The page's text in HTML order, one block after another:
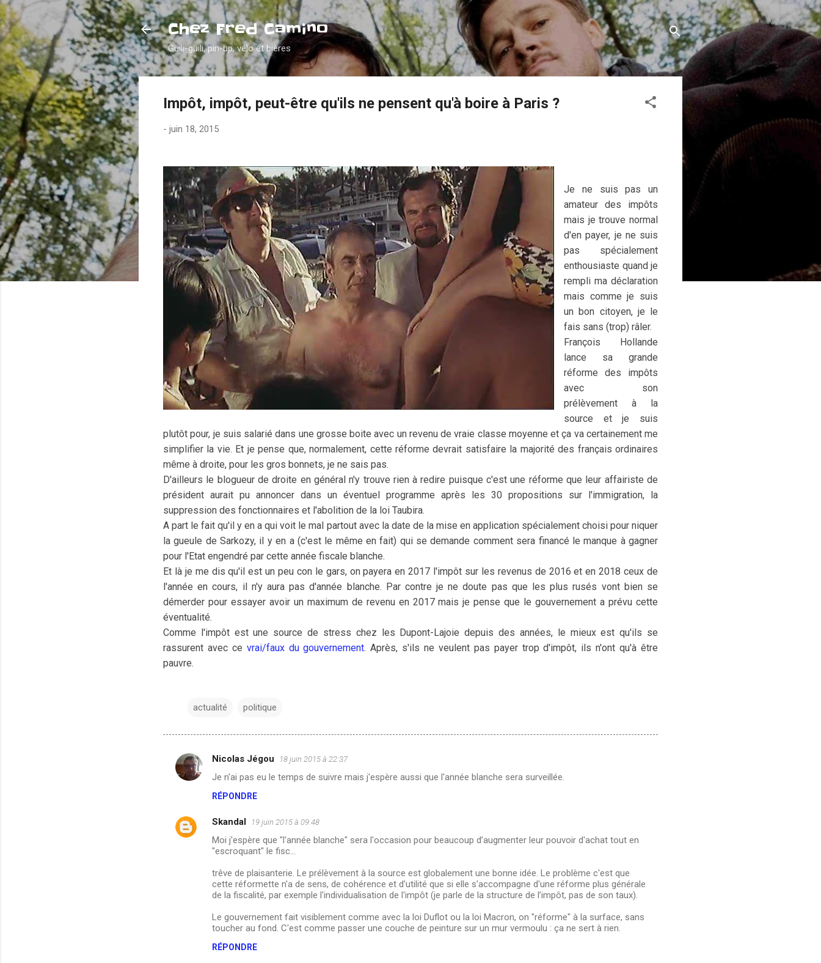
Accéder au contenu principal
Chez Fred Camino
Guili-guili, pin-up, vélo et bières
Impôt, impôt, peut-être qu'ils ne pensent qu'à boire à Paris ?
- juin 18, 2015
Je ne suis pas un
amateur des impôts
mais je trouve normal
d'en payer, je ne suis
pas spécialement
enthousiaste quand je
rempli ma déclaration
mais comme je suis
un bon citoyen, je le
fais sans (trop) râler.
François Hollande
lance sa grande
réforme des impôts
avec son
prélèvement à la
source et je suis
plutôt pour, je suis salarié dans une grosse boite avec un revenu de vraie classe moyenne et ça va certainement me
simplifier la vie. Et je pense que, normalement, cette réforme devrait satisfaire la majorité des français ordinaires
même à droite, pour les gros bonnets, je ne sais pas.
D'ailleurs le blogueur de droite en général n'y trouve rien à redire puisque c'est une réforme que leur affairiste de
président aurait pu annoncer dans un éventuel programme après les 30 propositions sur l'immigration, la
suppression des fonctionnaires et l'abolition de la loi Taubira.
A part le fait qu'il y en a qui voit le mal partout avec la date de la mise en application spécialement choisi pour niquer
la gueule de Sarkozy, il y en a (c'est le même en fait) qui se demande comment sera financé le manque à gagner
pour l'Etat engendré par cette année fiscale blanche.
Et là je me dis qu'il est un peu con le gars, on payera en 2017 l'impôt sur les revenus de 2016 et en 2018 ceux de
l'année en cours, il n'y aura pas d'année blanche. Par contre je ne doute pas que les plus rusés vont bien se
démerder pour essayer avoir un maximum de revenu en 2017 mais je pense que le gouvernement a prévu cette
éventualité.
Comme l'impôt est une source de stress chez les Dupont-Lajoie depuis des années, le mieux est qu'ils se
rassurent avec ce vrai/faux du gouvernement. Après, s'ils ne veulent pas payer trop d'impôt, ils n'ont qu'à être
pauvre.
actualité politique
C
o
m
e
Nicolas Jégou 18 juin 2015 à 22:37
Je n'ai pas eu le temps de suivre mais j'espère aussi que l'année blanche sera surveillée.
RÉPONDRE
Skandal 19 juin 2015 à 09:48
Moi j'espère que "l'année blanche" sera l'occasion pour beaucoup d’augmenter leur pouvoir d'achat tout en
"escroquant" le fisc...
trêve de plaisanterie. Le prélèvement à la source est globalement une bonne idée. Le problème c'est que
cette réformette n'a de sens, de cohérence et d'utilité que si elle s'accompagne d'une réforme plus générale
de la fiscalité, par exemple l'individualisation de l'impôt (je parle de la structure de l’impôt, pas de son taux).
Le gouvernement fait visiblement comme avec la loi Duflot ou la loi Macron, on "réforme" à la surface, sans
toucher au fond. C'est comme passer une couche de peinture sur un mur vermoulu : ça ne sert à rien.
RÉPONDRE